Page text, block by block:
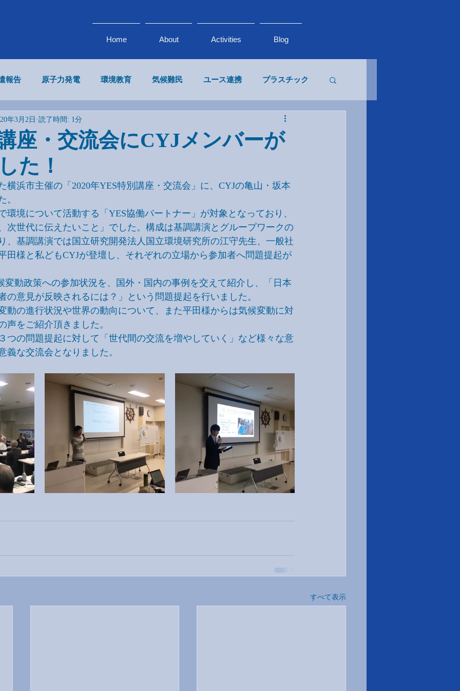
Home About Activities Blog
報告 原子力発電 環境教育 気候難民 ユース連携 プラスチック
気候変動 × ビジネス
座・交流会にCYJメンバーが
た！
年3月2日 読了時間: 1分
横浜市主催の「2020年YES特別講座・交流会」に、CYJの亀山・坂本
。
環境について活動する「YES協働パートナー」が対象となっており、
次世代に伝えたいこと」でした。構成は基調講演とグループワークの
、基調講演では国立研究開発法人国立環境研究所の江守先生、一般社
田様と私どもCYJが登壇し、それぞれの立場から参加者へ問題提起が
変動政策への参加状況を、国外・国内の事例を交えて紹介し、「日本
の意見が反映されるには？」という問題提起を行いました。
動の進行状況や世界の動向について、また平田様からは気候変動に対
声をご紹介頂きました。
つの問題提起に対して「世代間の交流を増やしていく」など様々な意
義な交流会となりました。
すべて表示